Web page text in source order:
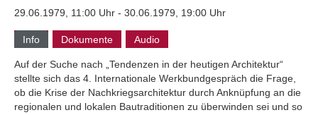
29.06.1979, 11:00 Uhr - 30.06.1979, 19:00 Uhr
Info Dokumente Audio
Auf der Suche nach „Tendenzen in der heutigen Architektur“
stellte sich das 4. Internationale Werkbundgespräch die Frage,
ob die Krise der Nachkriegsarchitektur durch Anknüpfung an die
regionalen und lokalen Bautraditionen zu überwinden sei und so